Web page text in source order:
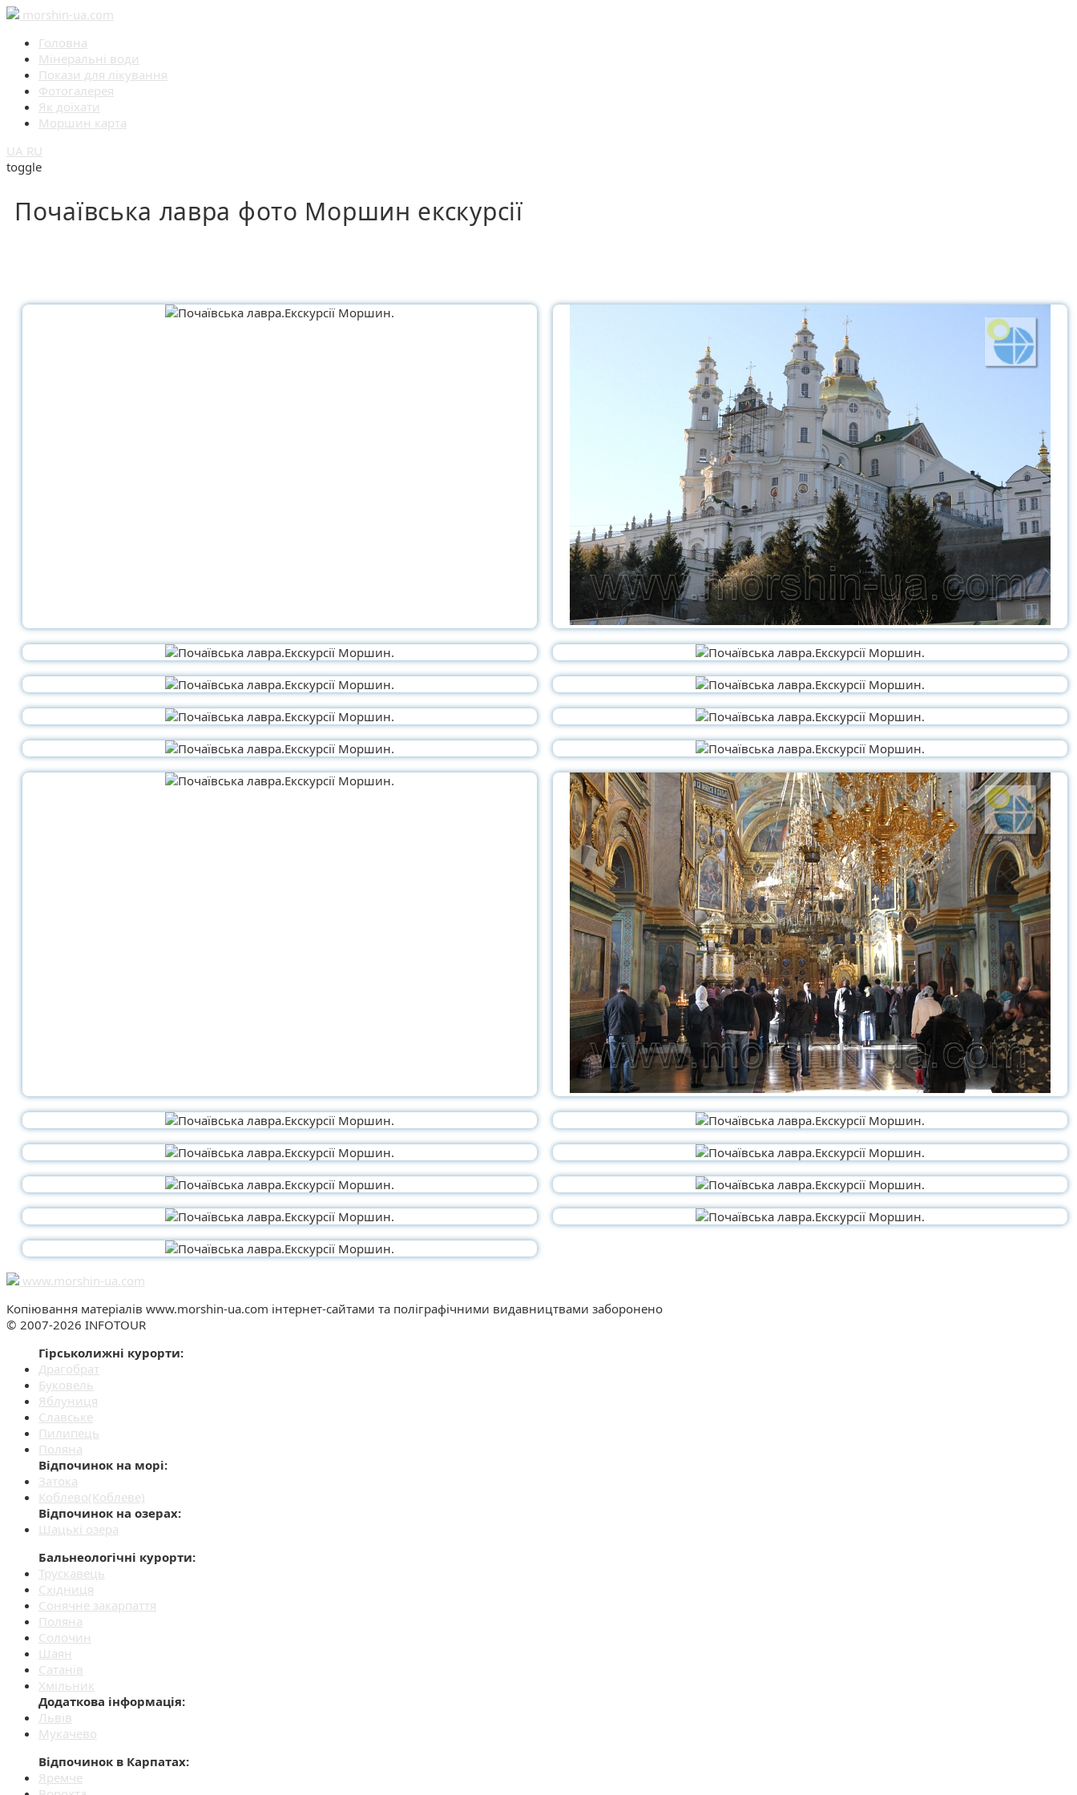
morshin-ua.com
Головна
Мінеральні води
Покази для лікування
Фотогалерея
Як доїхати
Моршин карта
UA RU
toggle
Почаївська лавра фото Моршин екскурсії
www.morshin-ua.com
Копіювання матеріалів www.morshin-ua.com інтернет-сайтами та поліграфічними видавництвами заборонено
© 2007-2026 INFOTOUR
Гірськолижні курорти:
Драгобрат
Буковель
Яблуниця
Славське
Пилипець
Поляна
Відпочинок на морі:
Затока
Коблево(Коблеве)
Відпочинок на озерах:
Шацькі озера
Бальнеологічні курорти:
Трускавець
Східниця
Сонячне закарпаття
Поляна
Солочин
Шаян
Сатанів
Хмільник
Додаткова інформація:
Львів
Мукачево
Відпочинок в Карпатах:
Яремче